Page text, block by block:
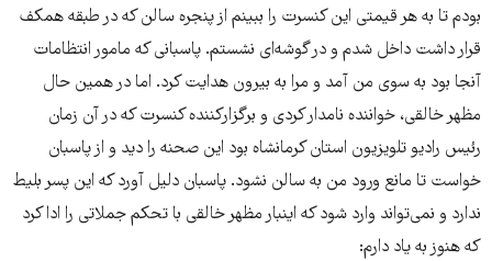
بودم تا به هر قیمتی این کنسرت را ببینم از پنجره سالن که در طبقه همکف
قرار داشت داخل شدم و در گوشه‌ای نشستم. پاسبانی که مامور انتظامات
آنجا بود به سوی من آمد و مرا به بیرون هدایت کرد. اما در همین حال
مظهر خالقی، خواننده نامدار کردی و برگزارکننده کنسرت که در آن زمان
رئیس رادیو تلویزیون استان کرمانشاه بود این صحنه را دید و از پاسبان
خواست تا مانع ورود من به سالن نشود. پاسبان دلیل آورد که این پسر بلیط
ندارد و نمی‌تواند وارد شود که اینبار مظهر خالقی با تحکم جملاتی را ادا کرد
که هنوز به یاد دارم: